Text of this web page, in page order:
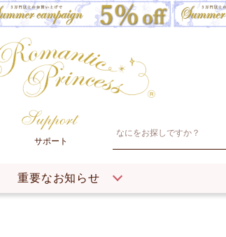
サポート
重要なお知らせ